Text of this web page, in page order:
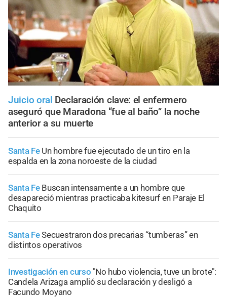
Juicio oral Declaración clave: el enfermero
aseguró que Maradona “fue al baño” la noche
anterior a su muerte
Santa Fe Un hombre fue ejecutado de un tiro en la
espalda en la zona noroeste de la ciudad
Santa Fe Buscan intensamente a un hombre que
desapareció mientras practicaba kitesurf en Paraje El
Chaquito
Santa FeSecuestraron dos precarias “tumberas” en
distintos operativos
Investigación en curso "No hubo violencia, tuve un brote":
Candela Arizaga amplió su declaración y desligó a
Facundo Moyano